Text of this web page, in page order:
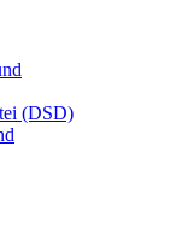
(DSD)